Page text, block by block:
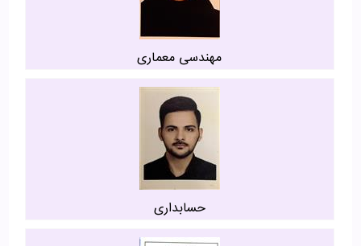
مهندسی معماری
حسابداری